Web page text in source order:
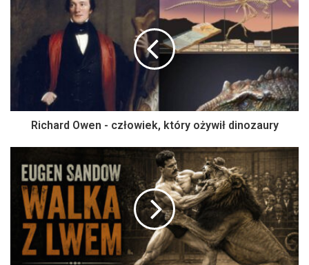
Richard Owen - człowiek, który ożywił dinozaury